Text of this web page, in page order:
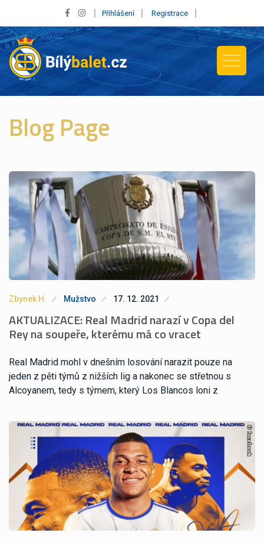
Přihlášení Registrace
Blog Page
Zbynek H. Mužstvo 17. 12. 2021
AKTUALIZACE: Real Madrid narazí v Copa del
Rey na soupeře, kterému má co vracet
Real Madrid mohl v dnešním losování narazit pouze na
jeden z pěti týmů z nižších lig a nakonec se střetnou s
Alcoyanem, tedy s týmem, který Los Blancos loni z